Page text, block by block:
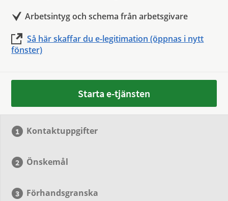
Arbetsintyg och schema från arbetsgivare
Så här skaffar du e-legitimation (öppnas i nytt
fönster)
Starta e-tjänsten
Kontaktuppgifter
Önskemål
Förhandsgranska